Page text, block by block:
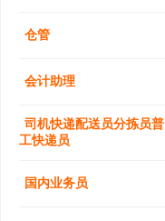
仓管
会计助理
司机快递配送员分拣员普
工快递员
国内业务员